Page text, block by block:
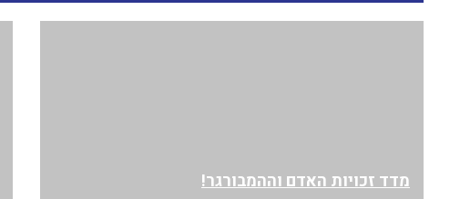
מדד זכויות האדם וההמבורגר!